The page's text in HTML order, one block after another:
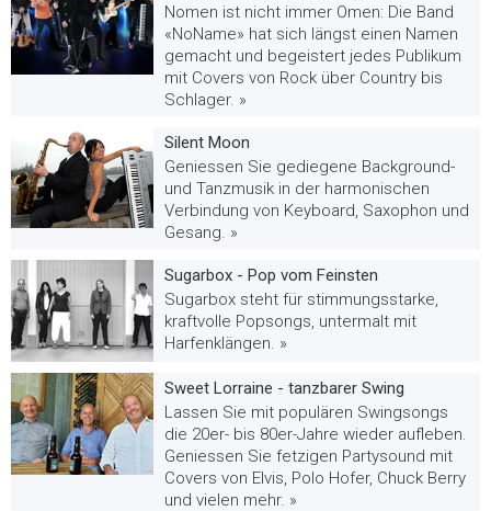
Nomen ist nicht immer Omen: Die Band
«NoName» hat sich längst einen Namen
gemacht und begeistert jedes Publikum
mit Covers von Rock über Country bis
Schlager. »
Silent Moon
Geniessen Sie gediegene Background-
und Tanzmusik in der harmonischen
Verbindung von Keyboard, Saxophon und
Gesang. »
Sugarbox - Pop vom Feinsten
Sugarbox steht für stimmungsstarke,
kraftvolle Popsongs, untermalt mit
Harfenklängen. »
Sweet Lorraine - tanzbarer Swing
Lassen Sie mit populären Swingsongs
die 20er- bis 80er-Jahre wieder aufleben.
Geniessen Sie fetzigen Partysound mit
Covers von Elvis, Polo Hofer, Chuck Berry
und vielen mehr. »